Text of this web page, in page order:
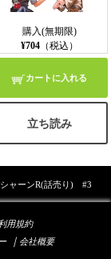
購入(無期限)
¥704（税込）
カートに入れる
立ち読み
ャーンR(話売り) #3
用規約
｜ 会社概要